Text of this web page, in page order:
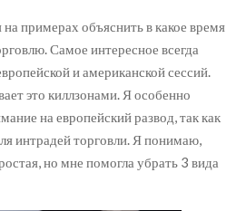
примерах объяснить в какое время
Самое интересное всегда
и американской сессий.
это киллзонами. Я особенно
на европейский развод, так как
интрадей торговли. Я понимаю,
но мне помогла убрать 3 вида